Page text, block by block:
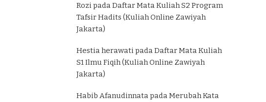
RozipadaDaftar Mata Kuliah S2 Program
Tafsir Hadits (Kuliah Online Zawiyah
Jakarta)
Hestia herawatipadaDaftar Mata Kuliah
S1 Ilmu Fiqih (Kuliah Online Zawiyah
Jakarta)
Habib AfanudinnatapadaMerubah Kata